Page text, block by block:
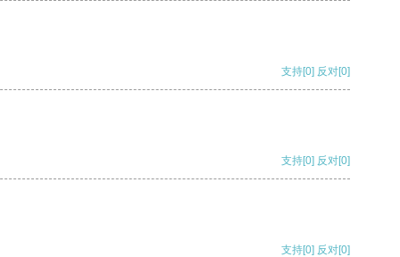
支持[0] 反对[0]
支持[0] 反对[0]
支持[0] 反对[0]